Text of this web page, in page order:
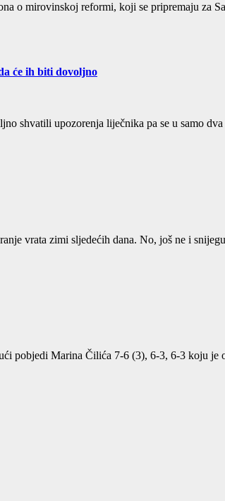
o mirovinskoj reformi, koji se pripremaju za
će ih biti dovoljno
shvatili upozorenja liječnika pa se u samo
vrata zimi sljedećih dana. No, još ne i
pobjedi Marina Čilića 7-6 (3), 6-3, 6-3 koju